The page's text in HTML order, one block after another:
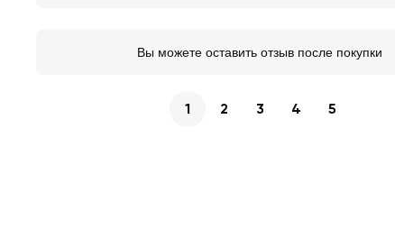
Вы можете оставить отзыв после покупки
1 2 3 4 5